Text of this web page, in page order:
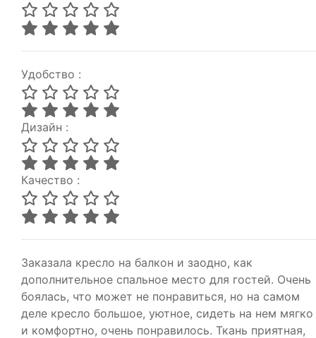
Удобство :
Дизайн :
Качество :
Заказала кресло на балкон и заодно, как
дополнительное спальное место для гостей. Очень
боялась, что может не понравиться, но на самом
деле кресло большое, уютное, сидеть на нем мягко
и комфортно, очень понравилось. Ткань приятная,